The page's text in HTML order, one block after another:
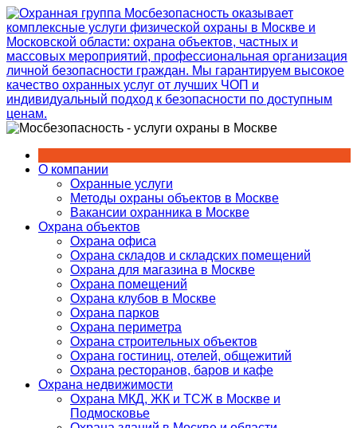
Перейти
к
содержимому
О компании
Охранные услуги
Методы охраны объектов в Москве
Вакансии охранника в Москве
Охрана объектов
Охрана офиса
Охрана складов и складских помещений
Охрана для магазина в Москве
Охрана помещений
Охрана клубов в Москве
Охрана парков
Охрана периметра
Охрана строительных объектов
Охрана гостиниц, отелей, общежитий
Охрана ресторанов, баров и кафе
Охрана недвижимости
Охрана МКД, ЖК и ТСЖ в Москве и
Подмосковье